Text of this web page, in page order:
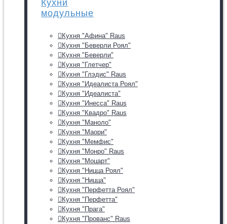
Кухни
модульные
Кухня "Афина" Raus
Кухня "Беверли Роял"
Кухня "Беверли"
Кухня "Глетчер"
Кухня "Глэдис" Raus
Кухня "Идеалиста Роял"
Кухня "Идеалиста"
Кухня "Инесса" Raus
Кухня "Квадро" Raus
Кухня "Маноло"
Кухня "Маори"
Кухня "Мемфис"
Кухня "Монро" Raus
Кухня "Моцарт"
Кухня "Ницца Роял"
Кухня "Ницца"
Кухня "Перфетта Роял"
Кухня "Перфетта"
Кухня "Прага"
Кухня "Прованс" Raus